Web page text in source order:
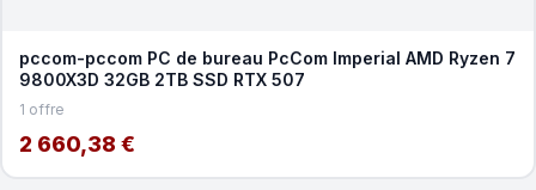
pccom-pccom PC de bureau PcCom Imperial AMD Ryzen 7
9800X3D 32GB 2TB SSD RTX 507
1 offre
2 660,38 €